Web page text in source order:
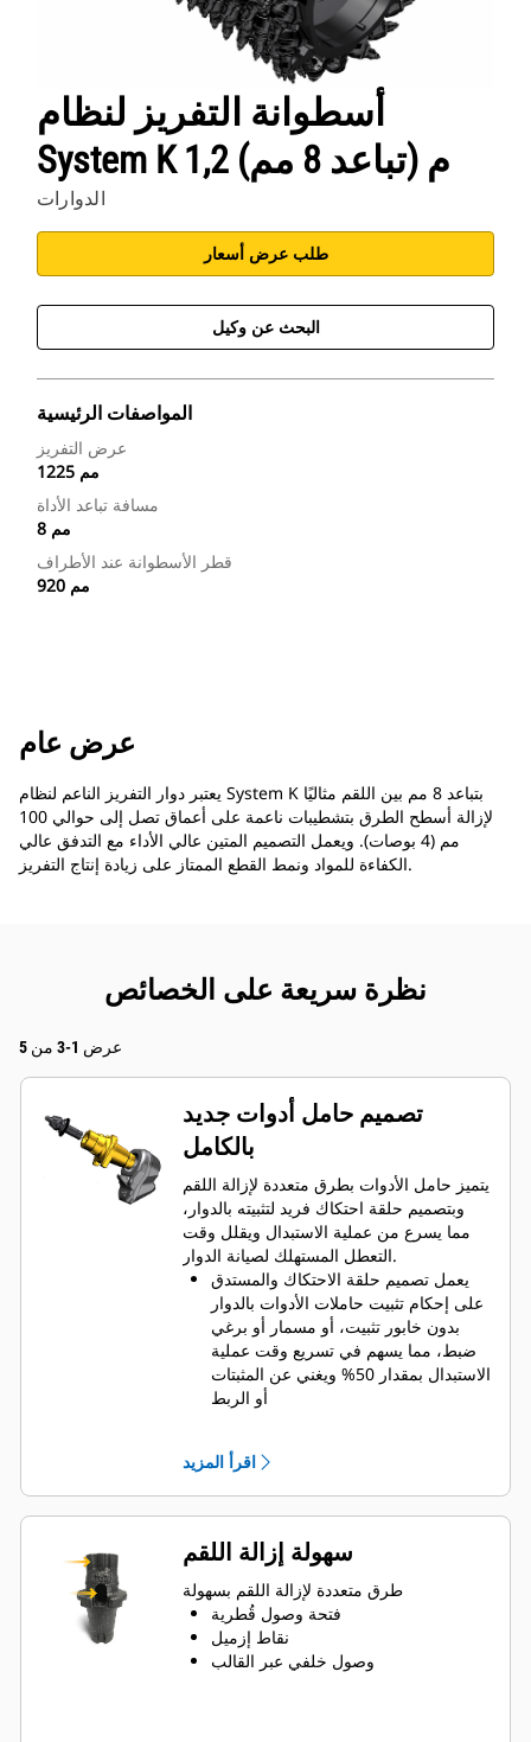
أسطوانة التفريز لنظام
System K 1,2 م (تباعد 8 مم)
الدوارات
طلب عرض أسعار
البحث عن وكيل
المواصفات الرئيسية
عرض التفريز
1225 مم
مسافة تباعد الأداة
8 مم
قطر الأسطوانة عند الأطراف
920 مم
عرض عام
يعتبر دوار التفريز الناعم لنظام System K بتباعد 8 مم بين اللقم مثاليًا
لإزالة أسطح الطرق بتشطيبات ناعمة على أعماق تصل إلى حوالي 100
مم (4 بوصات). ويعمل التصميم المتين عالي الأداء مع التدفق عالي
الكفاءة للمواد ونمط القطع الممتاز على زيادة إنتاج التفريز.
نظرة سريعة على الخصائص
عرض 1-3 من 5
تصميم حامل أدوات جديد
بالكامل
يتميز حامل الأدوات بطرق متعددة لإزالة اللقم
وبتصميم حلقة احتكاك فريد لتثبيته بالدوار،
مما يسرع من عملية الاستبدال ويقلل وقت
التعطل المستهلك لصيانة الدوار.
يعمل تصميم حلقة الاحتكاك والمستدق
على إحكام تثبيت حاملات الأدوات بالدوار
بدون خابور تثبيت، أو مسمار أو برغي
ضبط، مما يسهم في تسريع وقت عملية
الاستبدال بمقدار 50% ويغني عن المثبتات
أو الربط
بنسبة 66% من حاملات أدوات نظام
System G
يضمن تصميم حامل الأدوات المقاوم
للدوران الموضع الصحيح لمنع تآكل
القوالب والحاملات
يمكن للماء اختراق فتحة الوصول
القُطرية لحامل الأدوات للمساعدة في
دوران الأسنان من أجل الحفاظ على
تساوي اللقم مع تعرضها للتآكل
تتوفر حاملات أدوات لاستيعاب اللقم ذات
اقرأ المزيد
سهولة إزالة اللقم
طرق متعددة لإزالة اللقم بسهولة
فتحة وصول قُطرية
نقاط إزميل
وصول خلفي عبر القالب